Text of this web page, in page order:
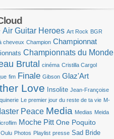
Air Guitar Heroes Art Rock BGR
cheveux Champion Championnat
Championnats du Monde
Brutal cinéma Cristilla Cargol
fim Finale Gibson Glaz'Art
Love Insolite Jean-Françoise
Le premier jour du reste de ta vie M-
Peace Media Medias Meida
Moche Pitt One Poquito
Oulu Photos Playlist presse Sad Bride